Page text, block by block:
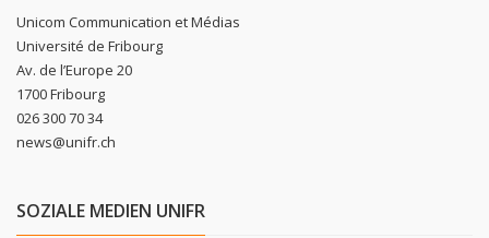
Unicom Communication et Médias
Université de Fribourg
Av. de l’Europe 20
1700 Fribourg
026 300 70 34
news@unifr.ch
SOZIALE MEDIEN UNIFR